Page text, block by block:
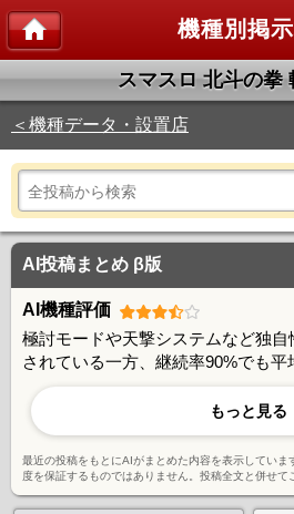
機種別掲
スマスロ 北斗の拳
＜機種データ・設置店
AI投稿まとめ β版
AI機種評価
極討モードや天撃システムなど独
されている一方、継続率90%でも
能には期待値とのギャップを感じる
べし短縮など攻略要素は豊富で、
ザー間で活発な情報交換が行われて
に成功している機種と言える。
もっと見る
最近の投稿をもとにAIがまとめた内容を表示していま
度を保証するものではありません。投稿全文と併せて